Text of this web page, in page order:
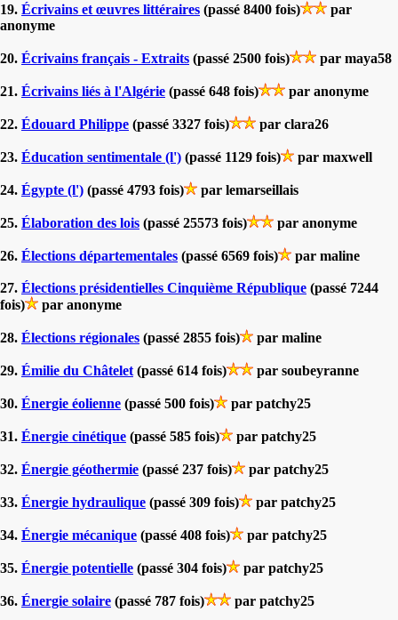
19. Écrivains et œuvres littéraires (passé 8400 fois)
par
anonyme
20. Écrivains français - Extraits (passé 2500 fois) par maya58
21. Écrivains liés à l'Algérie (passé 648 fois) par anonyme
22. Édouard Philippe (passé 3327 fois) par clara26
23. Éducation sentimentale (l') (passé 1129 fois) par maxwell
24. Égypte (l') (passé 4793 fois) par lemarseillais
25. Élaboration des lois (passé 25573 fois) par anonyme
26. Élections départementales (passé 6569 fois) par maline
27. Élections présidentielles Cinquième République (passé 7244
fois)
par anonyme
28. Élections régionales (passé 2855 fois) par maline
29. Émilie du Châtelet (passé 614 fois) par soubeyranne
30. Énergie éolienne (passé 500 fois) par patchy25
31. Énergie cinétique (passé 585 fois) par patchy25
32. Énergie géothermie (passé 237 fois) par patchy25
33. Énergie hydraulique (passé 309 fois) par patchy25
34. Énergie mécanique (passé 408 fois) par patchy25
35. Énergie potentielle (passé 304 fois) par patchy25
36. Énergie solaire (passé 787 fois) par patchy25